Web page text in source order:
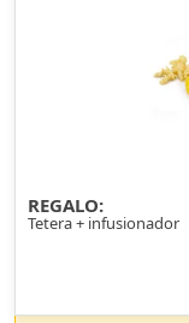
REGALO:
Tetera + infusionador